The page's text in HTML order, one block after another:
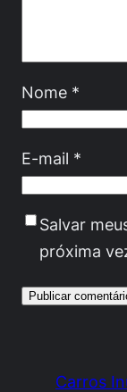
Nome *
E-mail *
Salvar
próxima
Carros